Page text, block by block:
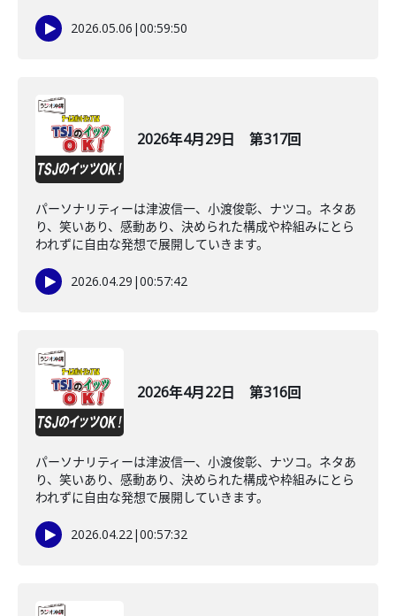
2026.05.06 |00:59:50
2026年4月29日 第317回
パーソナリティーは津波信一、小渡俊彰、ナツコ。ネタあ
り、笑いあり、感動あり、決められた構成や枠組みにとら
われずに自由な発想で展開していきます。
2026.04.29 |00:57:42
2026年4月22日 第316回
パーソナリティーは津波信一、小渡俊彰、ナツコ。ネタあ
り、笑いあり、感動あり、決められた構成や枠組みにとら
われずに自由な発想で展開していきます。
2026.04.22|00:57:32